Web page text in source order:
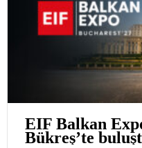
EIF Balkan
Bükreş’te